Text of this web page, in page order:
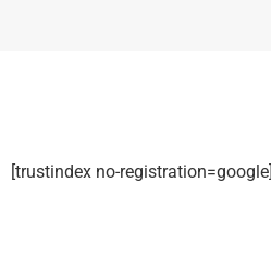
[trustindex no-registration=google]